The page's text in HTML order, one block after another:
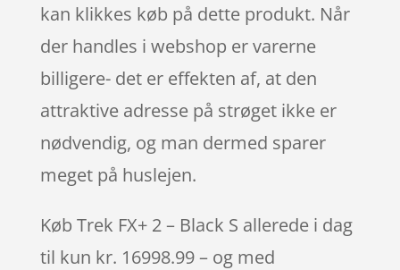
kan klikkes køb på dette produkt. Når
der handles i webshop er varerne
billigere- det er effekten af, at den
attraktive adresse på strøget ikke er
nødvendig, og man dermed sparer
meget på huslejen.
Køb Trek FX+ 2 – Black S allerede i dag
til kun kr. 16998.99 – og med